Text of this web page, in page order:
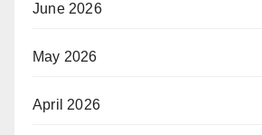
June 2026
May 2026
April 2026